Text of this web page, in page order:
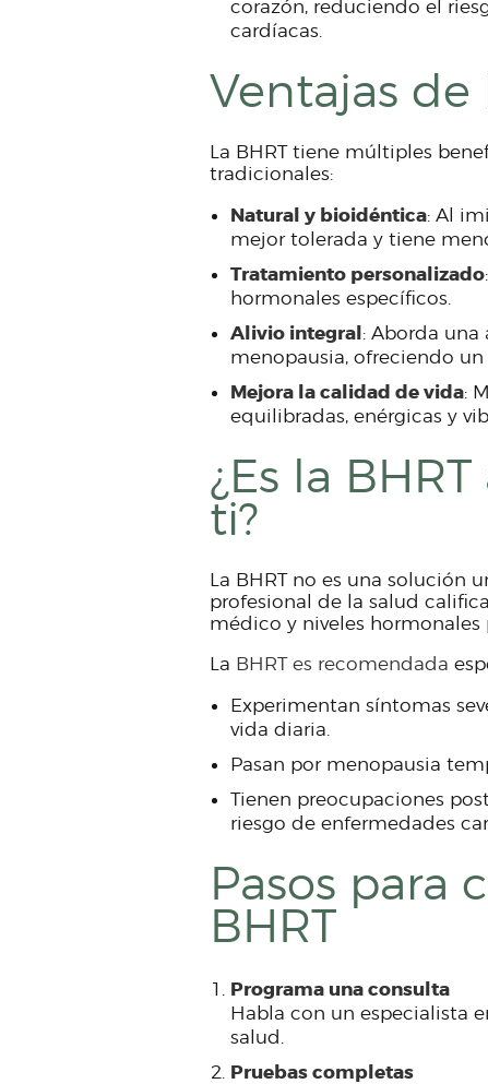
corazón, reduciendo el
cardíacas.
Ventajas de
La BHRT tiene múltiples
tradicionales:
Natural y bioidéntica: Al
mejor tolerada y tiene
Tratamiento personalizado
hormonales específicos.
Alivio integral: Aborda
menopausia, ofreciendo
Mejora la calidad de vida:
equilibradas, enérgicas y
¿Es la
ti?
La BHRT no es una solución
profesional de la salud
médico y niveles hormonales
La BHRT es recomendada
Experimentan síntomas
vida diaria.
Pasan por menopausia
Tienen preocupaciones
riesgo de enfermedades
Pasos para
BHRT
Programa una consulta
Habla con un especialista
salud.
Pruebas completas